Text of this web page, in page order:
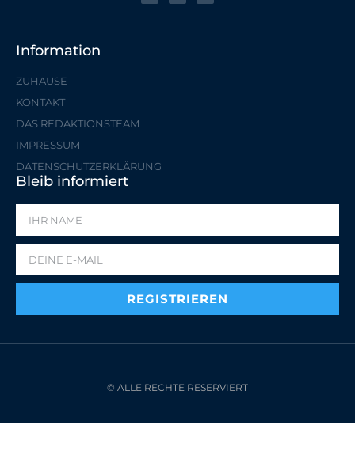
Information
ZUHAUSE
KONTAKT
DAS REDAKTIONSTEAM
IMPRESSUM
DATENSCHUTZERKLÄRUNG
Bleib informiert
REGISTRIEREN
© ALLE RECHTE RESERVIERT